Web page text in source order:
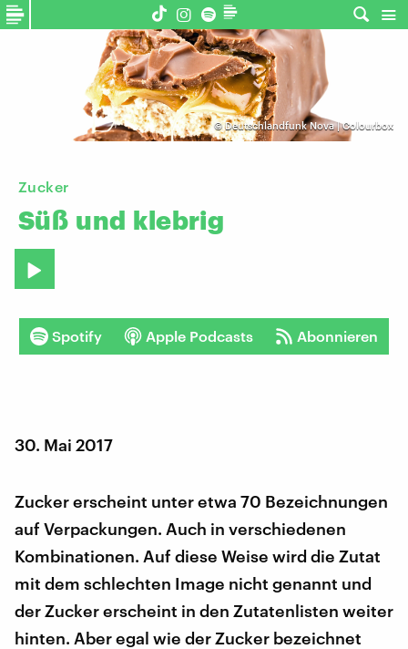
©Deutschlandfunk Nova | Colourbox
Zucker
Süß und klebrig
Spotify Apple Podcasts Abonnieren
30. Mai 2017
Zucker erscheint unter etwa 70 Bezeichnungen
auf Verpackungen. Auch in verschiedenen
Kombinationen. Auf diese Weise wird die Zutat
mit dem schlechten Image nicht genannt und
der Zucker erscheint in den Zutatenlisten weiter
hinten. Aber egal wie der Zucker bezeichnet